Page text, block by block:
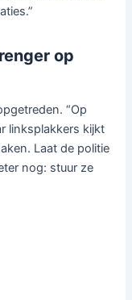
op
“Op
linksplakkers kijkt
Laat de politie
nog: stuur ze